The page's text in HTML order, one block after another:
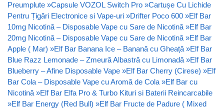
Preumplute »Capsule VOZOL Switch Pro »Cartușe Cu Lichide
Pentru Țigări Electronice si Vape-uri »Drifter Poco 600 »Elf Bar
10mg Nicotină – Disposable Vape cu Sare de Nicotină »Elf Bar
20mg Nicotină – Disposable Vape cu Sare de Nicotină »Elf Bar
Apple ( Mar) »Elf Bar Banana Ice – Banană cu Gheață »Elf Bar
Blue Razz Lemonade – Zmeură Albastră cu Limonadă »Elf Bar
Blueberry – Afine Disposable Vape »Elf Bar Cherry (Cirese) »Elf
Bar Cola – Disposable Vape cu Aromă de Cola »Elf Bar cu
Nicotină »Elf Bar Elfa Pro & Turbo Kituri si Baterii Reincarcabile
»Elf Bar Energy (Red Bull) »Elf Bar Fructe de Padure ( Mixed